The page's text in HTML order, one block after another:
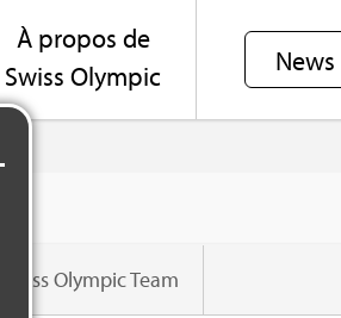
À pro­pos de
Swiss Olym­pic
News
Swiss Olym­pic Team